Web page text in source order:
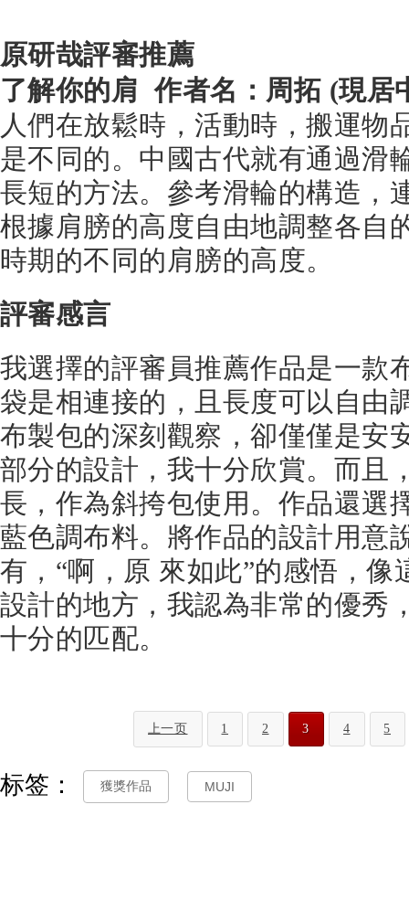
原研哉評審推薦
了解你的肩 作者名：周拓 (現居
人們在放鬆時，活動時，搬運物
是不同的。中國古代就有通過滑
長短的方法。參考滑輪的構造，
根據肩膀的高度自由地調整各自
時期的不同的肩膀的高度。
評審感言
我選擇的評審員推薦作品是一款
袋是相連接的，且長度可以自由
布製包的深刻觀察，卻僅僅是安
部分的設計，我十分欣賞。而且
長，作為斜挎包使用。作品還選
藍色調布料。將作品的設計用意
有，“啊，原 來如此”的感悟，像
設計的地方，我認為非常的優秀
十分的匹配。
上一页 1 2 3 4 5
标签： 獲獎作品 MUJI